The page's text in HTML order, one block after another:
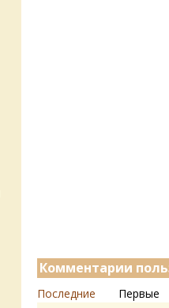
Комментарии
Последние Первые